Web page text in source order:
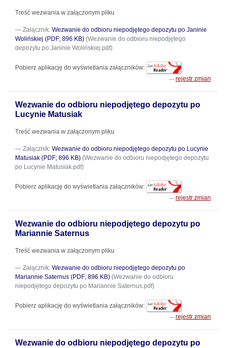
Treść wezwania w załączonym pliku
Załącznik: Wezwanie do odbioru niepodjętego depozytu po Janinie
Wolińskiej (PDF; 896 KB) (Wezwanie do odbioru niepodjętego
depozytu po Janinie Wolińskiej.pdf)
Pobierz aplikację do wyświetlania załączników:
rejestr zmian
Wezwanie do odbioru niepodjętego depozytu po
Lucynie Matusiak
Treść wezwania w załączonym pliku
Załącznik: Wezwanie do odbioru niepodjętego depozytu po Lucynie
Matusiak (PDF; 896 KB) (Wezwanie do odbioru niepodjętego depozytu
po Lucynie Matusiak.pdf)
Pobierz aplikację do wyświetlania załączników:
rejestr zmian
Wezwanie do odbioru niepodjętego depozytu po
Mariannie Saternus
Treść wezwania w załączonym pliku
Załącznik: Wezwanie do odbioru niepodjętego depozytu po
Mariannie Saternus (PDF; 896 KB) (Wezwanie do odbioru
niepodjętego depozytu po Mariannie Saternus.pdf)
Pobierz aplikację do wyświetlania załączników:
rejestr zmian
Wezwanie do odbioru niepodjętego depozytu po